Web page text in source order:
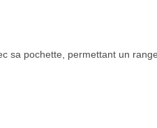
sa pochette, permettant un